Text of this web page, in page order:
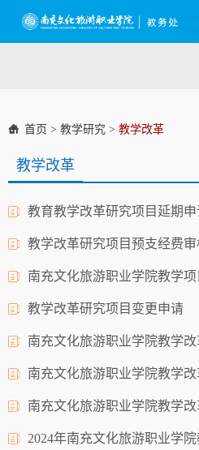
首页 > 教学研究 > 教学改革
教学改革
教育教学改革研究项目延期
教学改革研究项目预支经费审
南充文化旅游职业学院教学
教学改革研究项目变更申请
南充文化旅游职业学院教学改革研
南充文化旅游职业学院教学改革
南充文化旅游职业学院教学
2024年南充文化旅游职业学院教学改